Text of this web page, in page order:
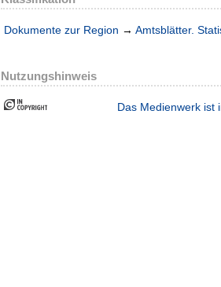
Dokumente zur Region → Amtsblätter.
Nutzungshinweis
Das Medienwerk ist